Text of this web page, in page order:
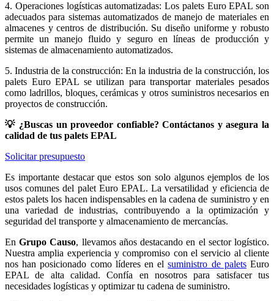
4. Operaciones logísticas automatizadas: Los palets Euro EPAL son
adecuados para sistemas automatizados de manejo de materiales en
almacenes y centros de distribución. Su diseño uniforme y robusto
permite un manejo fluido y seguro en líneas de producción y
sistemas de almacenamiento automatizados.
5. Industria de la construcción: En la industria de la construcción, los
palets Euro EPAL se utilizan para transportar materiales pesados
como ladrillos, bloques, cerámicas y otros suministros necesarios en
proyectos de construcción.
💡 ¿Buscas un proveedor confiable? Contáctanos y asegura la
calidad de tus palets EPAL
Solicitar presupuesto
Es importante destacar que estos son solo algunos ejemplos de los
usos comunes del palet Euro EPAL. La versatilidad y eficiencia de
estos palets los hacen indispensables en la cadena de suministro y en
una variedad de industrias, contribuyendo a la optimización y
seguridad del transporte y almacenamiento de mercancías.
EnGrupo Causo, llevamos años destacando en el sector logístico.
Nuestra amplia experiencia y compromiso con el servicio al cliente
nos han posicionado como líderes en elsuministro de paletsEuro
EPAL de alta calidad. Confía en nosotros para satisfacer tus
necesidades logísticas y optimizar tu cadena de suministro.